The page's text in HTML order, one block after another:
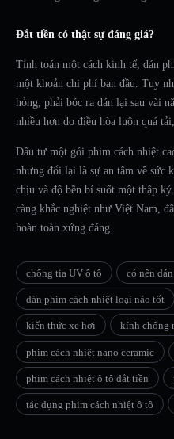
Đắt tiền có thật sự đáng giá?
Tính toán một cách kinh tế, dán
một khoản chi phí ban đầu. Tuy
hỏng, phải bóc ra dán lại sau vài
nhiều hơn do điều hòa luôn quá
Đầu tư một gói phim cách nhiệt
nhưng đổi lại là sự an tâm về sức
chịu và độ bền bỉ suốt một thập
càng khắc nghiệt như Việt Nam,
hoàn toàn xứng đáng.
chống tia UV ô tô có nên
dán phim cách nhiệt loại nào tốt
kiến thức xe hơi kính chống
phim cách nhiệt nano ceramic
phim cách nhiệt ô tô đắt tiền
tác dụng phim cách nhiệt ô tô